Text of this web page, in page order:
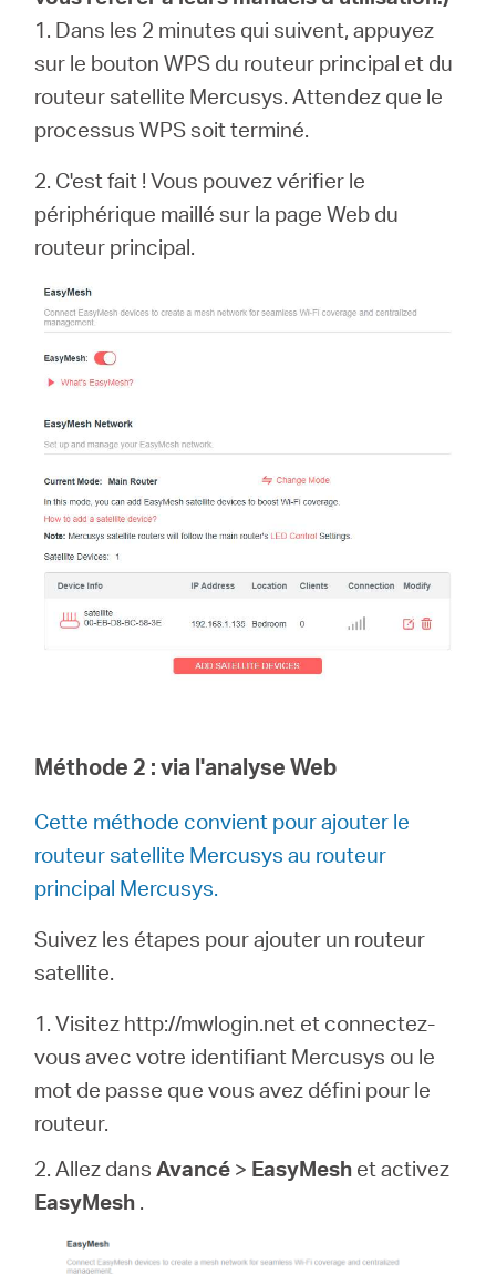
1. Dans les 2 minutes qui suivent, appuyez
sur le bouton WPS du routeur principal et du
routeur satellite Mercusys. Attendez que le
processus WPS soit terminé.
2. C'est fait ! Vous pouvez vérifier le
périphérique maillé sur la page Web du
routeur principal.
Méthode 2 :via l'analyse Web
Cette méthode convient pour ajouter le
routeur satellite Mercusys au routeur
principal Mercusys.
Suivez les étapes pour ajouter un routeur
satellite.
1. Visitez http://mwlogin.net et connectez-
vous avec votre identifiant Mercusys ou le
mot de passe que vous avez défini pour le
routeur.
2. Allez dansAvancé > EasyMesh et activez
EasyMesh .